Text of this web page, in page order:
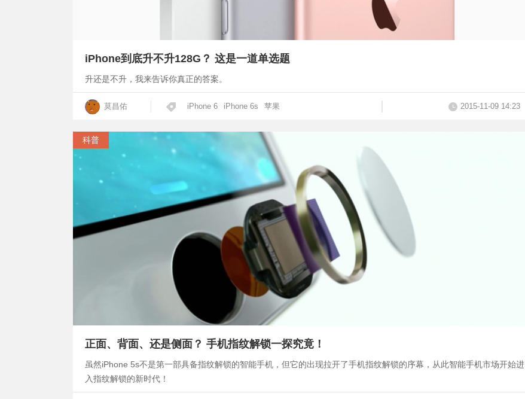
iPhone到底升不升128G？ 这是一道单选题
升还是不升，我来告诉你真正的答案。
莫昌佑 iPhone 6 iPhone 6s 苹果 2015-11-09 14:23
科普
正面、背面、还是侧面？ 手机指纹解锁一探究竟！
虽然iPhone 5s不是第一部具备指纹解锁的智能手机，但它的出现拉开了手机指纹解锁的序幕，从此智能手机市场开始进
入指纹解锁的新时代！